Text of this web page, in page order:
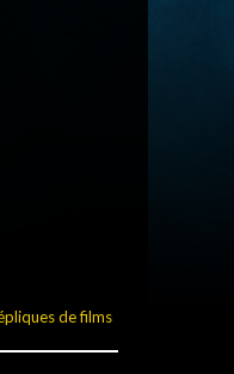
de films